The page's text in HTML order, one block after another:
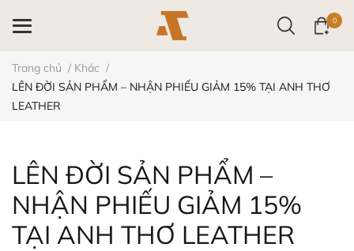
0
Trang chủ / Khác /
LÊN ĐỜI SẢN PHẨM – NHẬN PHIẾU GIẢM 15% TẠI ANH THƠ
LEATHER
LÊN ĐỜI SẢN PHẨM –
NHẬN PHIẾU GIẢM 15%
TẠI ANH THƠ LEATHER